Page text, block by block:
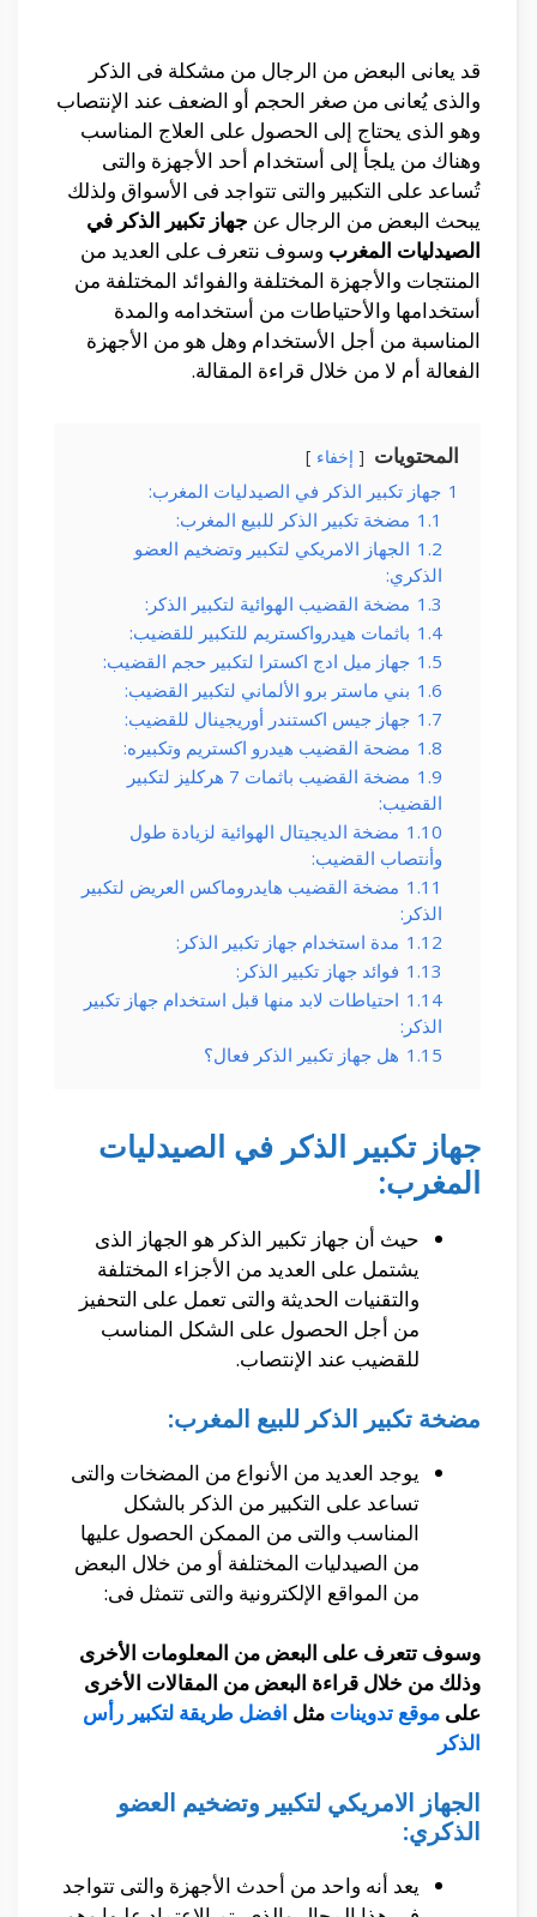
قد يعانى البعض من الرجال من مشكلة فى الذكر
والذى يُعانى من صغر الحجم أو الضعف عند الإنتصاب
وهو الذى يحتاج إلى الحصول على العلاج المناسب
وهناك من يلجأ إلى أستخدام أحد الأجهزة والتى
تُساعد على التكبير والتى تتواجد فى الأسواق ولذلك
يبحث البعض من الرجال عن جهاز تكبير الذكر في
الصيدليات المغرب وسوف نتعرف على العديد من
المنتجات والأجهزة المختلفة والفوائد المختلفة من
أستخدامها والأحتياطات من أستخدامه والمدة
المناسبة من أجل الأستخدام وهل هو من الأجهزة
الفعالة أم لا من خلال قراءة المقالة.
المحتويات إخفاء
1 جهاز تكبير الذكر في الصيدليات المغرب:
1.1 مضخة تكبير الذكر للبيع المغرب:
1.2 الجهاز الامريكي لتكبير وتضخيم العضو
الذكري:
1.3 مضخة القضيب الهوائية لتكبير الذكر:
1.4 باثمات هيدرواكستريم للتكبير للقضيب:
1.5 جهاز ميل ادج اكسترا لتكبير حجم القضيب:
1.6 بني ماستر برو الألماني لتكبير القضيب:
1.7 جهاز جيس اكستندر أوريجينال للقضيب:
1.8 مضحة القضيب هيدرو اكستريم وتكبيره:
1.9
مضخة القضيب باثمات 7 هركليز لتكبير
القضيب:
1.10 مضخة الديجيتال الهوائية لزيادة طول
وأنتصاب القضيب:
1.11 مضخة القضيب هايدروماكس العريض لتكبير
الذكر:
1.12 مدة استخدام جهاز تكبير الذكر:
1.13 فوائد جهاز تكبير الذكر:
1.14 احتياطات لابد منها قبل استخدام جهاز تكبير
الذكر:
1.15 هل جهاز تكبير الذكر فعال؟
جهاز تكبير الذكر في الصيدليات
المغرب:
حيث أن جهاز تكبير الذكر هو الجهاز الذى
يشتمل على العديد من الأجزاء المختلفة
والتقنيات الحديثة والتى تعمل على التحفيز
من أجل الحصول على الشكل المناسب
للقضيب عند الإنتصاب.
مضخة تكبير الذكر للبيع المغرب:
يوجد العديد من الأنواع من المضخات والتى
تساعد على التكبير من الذكر بالشكل
المناسب والتى من الممكن الحصول عليها
من الصيدليات المختلفة أو من خلال البعض
من المواقع الإلكترونية والتى تتمثل فى:
وسوف تتعرف على البعض من المعلومات الأخرى
وذلك من خلال قراءة البعض من المقالات الأخرى
على موقع تدوينات مثل افضل طريقة لتكبير رأس
الذكر
الجهاز الامريكي لتكبير وتضخيم العضو
الذكري:
يعد أنه واحد من أحدث الأجهزة والتى تتواجد